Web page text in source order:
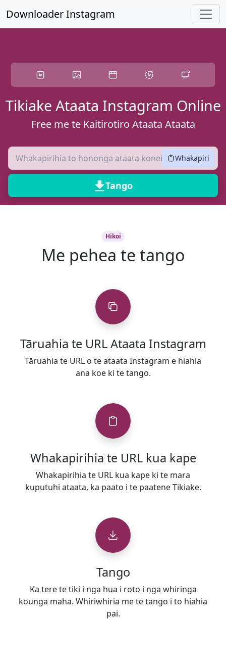
Downloader Instagram
Tikiake Ataata Instagram Online
Free me te Kaitirotiro Ataata Ataata
Whakapiri
Tango
Hikoi
Me pehea te tango
Tāruahia te URL Ataata Instagram
Tāruahia te URL o te ataata Instagram e hiahia
ana koe ki te tango.
Whakapirihia te URL kua kape
Whakapirihia te URL kua kape ki te mara
kuputuhi ataata, ka paato i te paatene Tikiake.
Tango
Ka tere te tiki i nga hua i roto i nga whiringa
kounga maha. Whiriwhiria me te tango i to hiahia
pai.